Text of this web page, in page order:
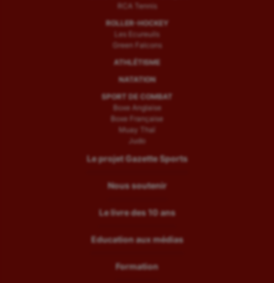
RCA Tennis
ROLLER-HOCKEY
Les Ecureuils
Green Falcons
ATHLÉTISME
NATATION
SPORT DE COMBAT
Boxe Anglaise
Boxe Française
Muay Thaï
Judo
Le projet Gazette Sports
Nous soutenir
Le livre des 10 ans
Education aux médias
Formation